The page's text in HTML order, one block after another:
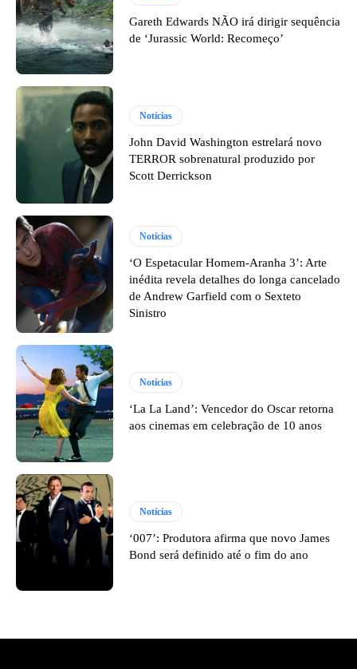
Gareth Edwards NÃO irá dirigir sequência
de ‘Jurassic World: Recomeço’
Notícias
John David Washington estrelará novo
TERROR sobrenatural produzido por
Scott Derrickson
Notícias
‘O Espetacular Homem-Aranha 3’: Arte
inédita revela detalhes do longa cancelado
de Andrew Garfield com o Sexteto
Sinistro
Notícias
‘La La Land’: Vencedor do Oscar retorna
aos cinemas em celebração de 10 anos
Notícias
‘007’: Produtora afirma que novo James
Bond será definido até o fim do ano